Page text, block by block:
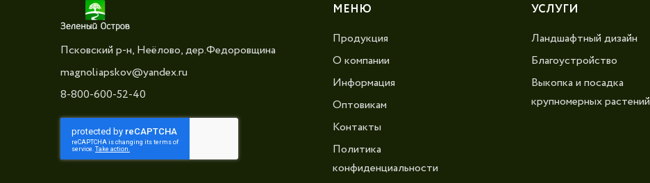
Псковский р-н, Неёлово, дер.Федоровщина
magnoliapskov@yandex.ru
8-800-600-52-40
МЕНЮ
Продукция
О компании
Информация
Оптовикам
Контакты
Политика
конфиденциальности
УСЛУГИ
Ландшафтный дизайн
Благоустройство
Выкопка и посадка
крупномерных растений